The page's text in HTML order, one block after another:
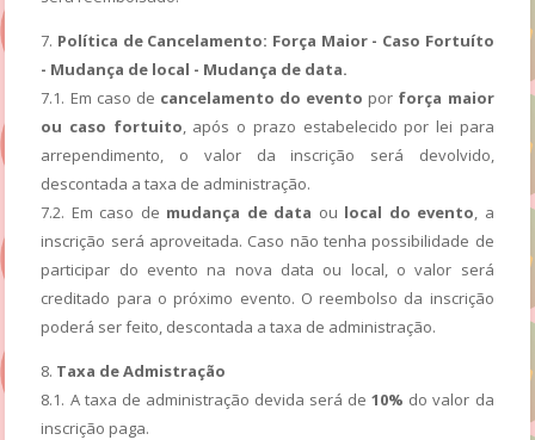
7. Política de Cancelamento: Força Maior - Caso Fortuíto
- Mudança de local - Mudança de data.
7.1. Em caso de cancelamento do evento por força maior
ou caso fortuito, após o prazo estabelecido por lei para
arrependimento, o valor da inscrição será devolvido,
descontada a taxa de administração.
7.2. Em caso de mudança de data ou local do evento, a
inscrição será aproveitada. Caso não tenha possibilidade de
participar do evento na nova data ou local, o valor será
creditado para o próximo evento. O reembolso da inscrição
poderá ser feito, descontada a taxa de administração.
8. Taxa de Admistração
8.1. A taxa de administração devida será de10% do valor da
inscrição paga.